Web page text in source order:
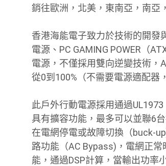
銷往歐洲，北美，東南亞，南亞
香港海能電子致力於技術的開發
電源、PC GAMING POWER（
電源，不僅採用雙向逆變技術，
從0到100%（不需要電源適配器
此戶外行動電源採用通過
具有擴容功能，最多可以並聯6
在電網停電或故障切換（buck-
路功能（AC Bypass)，電網正
能，通過DSP計算，當輸出功率